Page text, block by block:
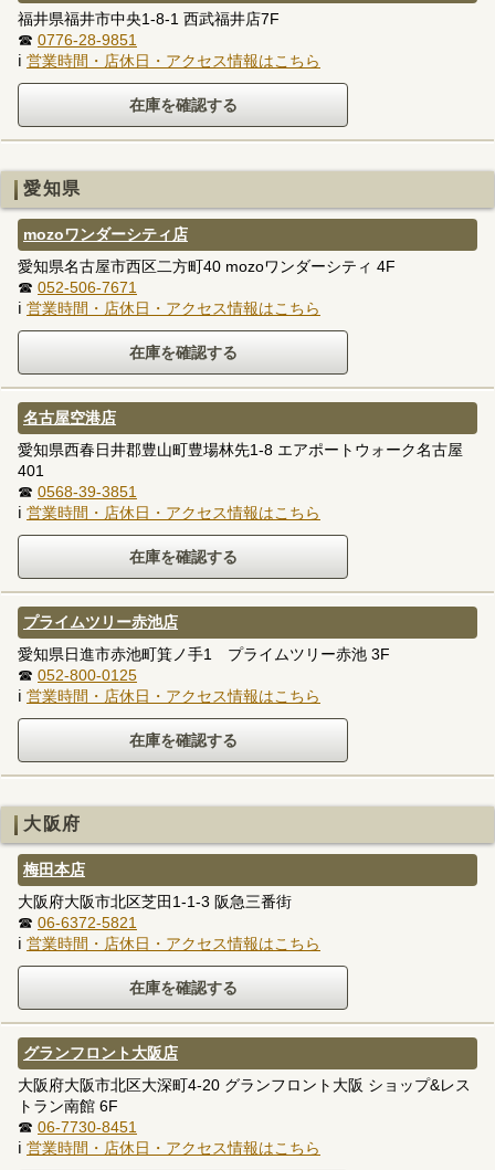
福井県福井市中央1-8-1 西武福井店7F
☎ 0776-28-9851
ℹ 営業時間・店休日・アクセス情報はこちら
愛知県
mozoワンダーシティ店
愛知県名古屋市西区二方町40 mozoワンダーシティ 4F
☎ 052-506-7671
ℹ 営業時間・店休日・アクセス情報はこちら
名古屋空港店
愛知県西春日井郡豊山町豊場林先1-8 エアポートウォーク名古屋
401
☎ 0568-39-3851
ℹ 営業時間・店休日・アクセス情報はこちら
プライムツリー赤池店
愛知県日進市赤池町箕ノ手1 プライムツリー赤池 3F
☎ 052-800-0125
ℹ 営業時間・店休日・アクセス情報はこちら
大阪府
梅田本店
大阪府大阪市北区芝田1-1-3 阪急三番街
☎ 06-6372-5821
ℹ 営業時間・店休日・アクセス情報はこちら
グランフロント大阪店
大阪府大阪市北区大深町4-20 グランフロント大阪 ショップ&レス
トラン南館 6F
☎ 06-7730-8451
ℹ 営業時間・店休日・アクセス情報はこちら